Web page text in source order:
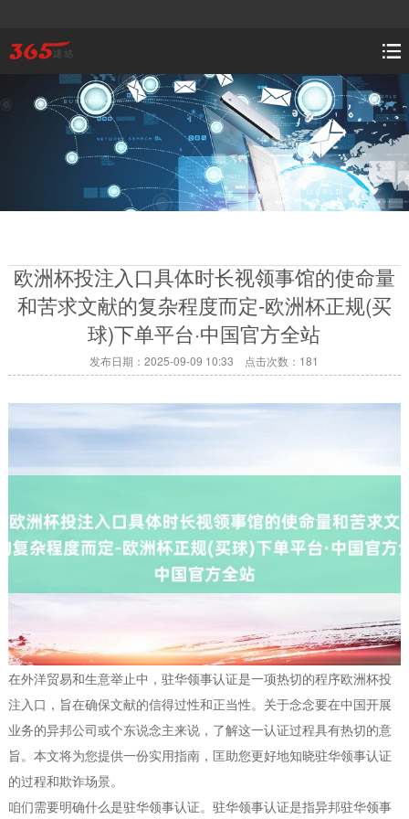
欧洲杯投注入口具体时长视领事馆的使命量
和苦求文献的复杂程度而定-欧洲杯正规(买
球)下单平台·中国官方全站
发布日期：2025-09-09 10:33 点击次数：181
在外洋贸易和生意举止中，驻华领事认证是一项热切的程序欧洲杯投
注入口，旨在确保文献的信得过性和正当性。关于念念要在中国开展
业务的异邦公司或个东说念主来说，了解这一认证过程具有热切的意
旨。本文将为您提供一份实用指南，匡助您更好地知晓驻华领事认证
的过程和欺诈场景。
咱们需要明确什么是驻华领事认证。驻华领事认证是指异邦驻华领事